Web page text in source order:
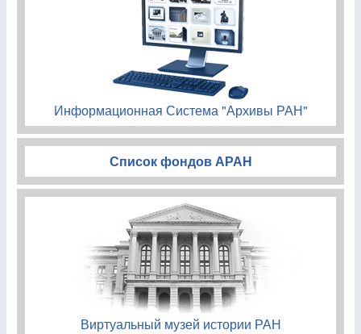
Информационная Система "Архивы РАН"
Список фондов АРАН
Виртуальный музей истории РАН